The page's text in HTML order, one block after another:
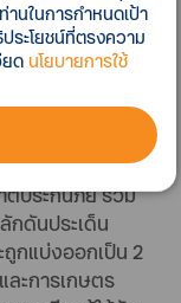
ษาพยาบาลที่สูง
มองและ
รู้หรือโอกาสใน
ญหาด้าน
ตประกันภัย รวม
ดันประเด็น
กแบ่งออกเป็น 2
ะการเกษตร
นในการกำหนดเป้า
ระโยชน์ที่ตรงความ
ด นโยบายการใช้